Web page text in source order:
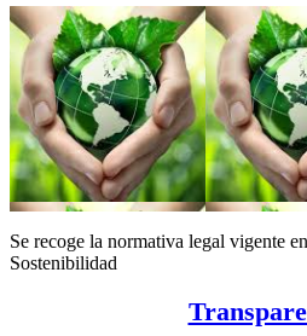
Se recoge la normativa legal vigente
Sostenibilidad